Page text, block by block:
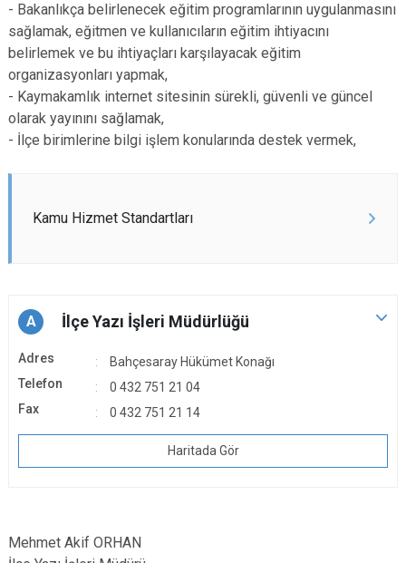
- Bakanlıkça belirlenecek eğitim programlarının uygulanmasını
sağlamak, eğitmen ve kullanıcıların eğitim ihtiyacını
belirlemek ve bu ihtiyaçları karşılayacak eğitim
organizasyonları yapmak,
- Kaymakamlık internet sitesinin sürekli, güvenli ve güncel
olarak yayınını sağlamak,
- İlçe birimlerine bilgi işlem konularında destek vermek,
Kamu Hizmet Standartları
A İlçe Yazı İşleri Müdürlüğü
Adres
Bahçesaray Hükümet Konağı
Telefon
0 432 751 21 04
Fax
0 432 751 21 14
Haritada Gör
Mehmet Akif ORHAN